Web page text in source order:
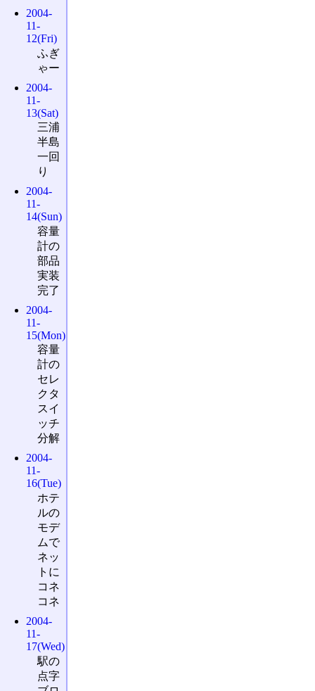
2004-
11-
12(Fri)
ふぎ
ゃー
2004-
11-
13(Sat)
三浦
半島
一回
り
2004-
11-
14(Sun)
容量
計の
部品
実装
完了
2004-
11-
15(Mon)
容量
計の
セレ
クタ
スイ
ッチ
分解
2004-
11-
16(Tue)
ホテ
ルの
モデ
ムで
ネッ
トに
コネ
コネ
2004-
11-
17(Wed)
駅の
点字